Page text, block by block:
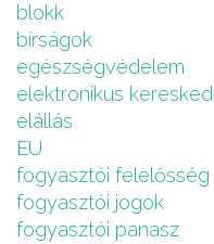
blokk
bírságok
egészségvédelem
elektronikus
elállás
EU
fogyasztói felelősség
fogyasztói jogok
fogyasztói panasz